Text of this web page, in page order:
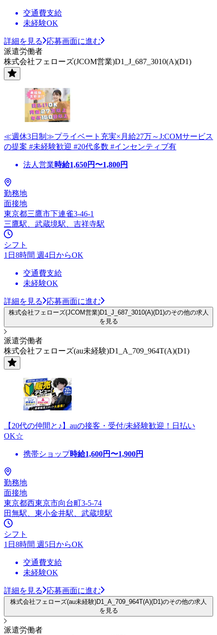
交通費支給
未経験OK
詳細を見る
応募画面に進む
派遣労働者
株式会社フェローズ(JCOM営業)D1_J_687_3010(A)(D1)
≪週休3日制≫プライベート充実×月給27万～J:COMサービス
の提案 #未経験歓迎 #20代多数 #インセンティブ有
法人営業時給1,650円〜1,800円
勤務地
面接地
東京都三鷹市下連雀3-46-1
三鷹駅、武蔵境駅、吉祥寺駅
シフト
1日8時間 週4日からOK
交通費支給
未経験OK
詳細を見る 応募画面に進む
株式会社フェローズ(JCOM営業)D1_J_687_3010(A)(D1)のその他の求人
を見る
派遣労働者
株式会社フェローズ(au未経験)D1_A_709_964T(A)(D1)
【20代の仲間と♪】auの接客・受付/未経験歓迎！日払い
OK☆
携帯ショップ時給1,600円〜1,900円
勤務地
面接地
東京都西東京市向台町3-5-74
田無駅、東小金井駅、武蔵境駅
シフト
1日8時間 週5日からOK
交通費支給
未経験OK
詳細を見る 応募画面に進む
株式会社フェローズ(au未経験)D1_A_709_964T(A)(D1)のその他の求人
を見る
派遣労働者